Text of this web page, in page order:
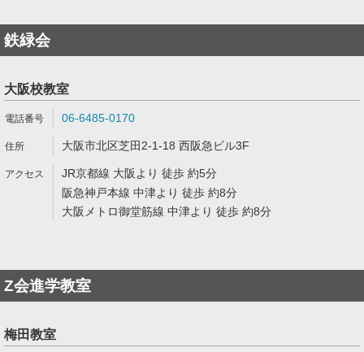
鉄緑会
大阪校教室
06-6485-0170
大阪市北区芝田2-1-18 西阪急ビル3F
JR京都線 大阪より 徒歩 約5分
阪急神戸本線 中津より 徒歩 約8分
大阪メトロ御堂筋線 中津より 徒歩 約8分
Z会進学教室
梅田教室